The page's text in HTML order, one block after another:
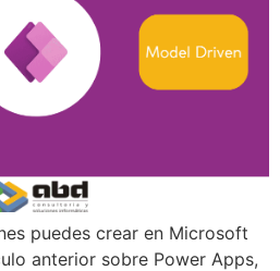
puedes crear en Microsoft
anterior sobre Power Apps,